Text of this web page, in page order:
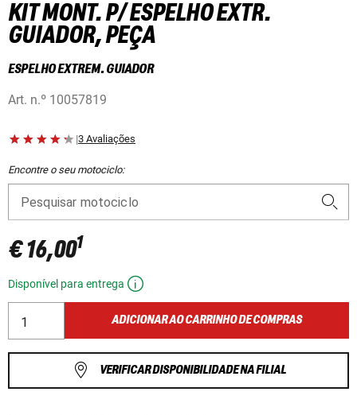
KIT MONT. P/ ESPELHO EXTR.
GUIADOR, PEÇA
ESPELHO EXTREM. GUIADOR
Art. n.º 10057819
|3 Avaliações
Encontre o seu motociclo:
Pesquisar motociclo
€ 16,001
Disponível para entrega
ADICIONAR AO CARRINHO DE COMPRAS
VERIFICAR DISPONIBILIDADE NA FILIAL